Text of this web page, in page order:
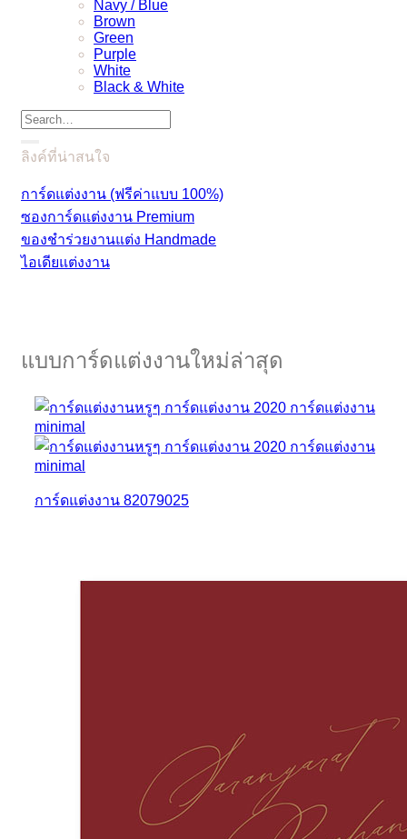
Navy / Blue
Brown
Green
Purple
White
Black & White
ลิงค์ที่น่าสนใจ
การ์ดแต่งงาน (ฟรีค่าแบบ 100%)
ซองการ์ดแต่งงาน Premium
ของชำร่วยงานแต่ง Handmade
ไอเดียแต่งงาน
แบบการ์ดแต่งงานใหม่ล่าสุด
การ์ดแต่งงาน 82079025